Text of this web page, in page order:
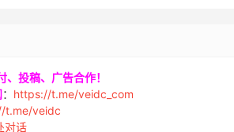
投稿、广告合作！
： https://t.me/veidc_com
t.me/veidc
对话